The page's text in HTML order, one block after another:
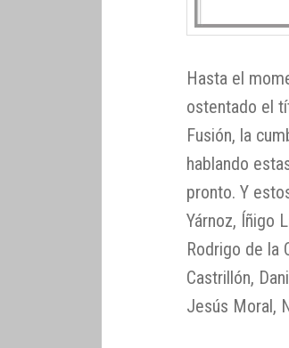
Hasta el
ostentado el
Fusión, la
hablando
pronto. Y
Yárnoz, Íñigo
Rodrigo de la
Castrillón,
Jesús Moral,